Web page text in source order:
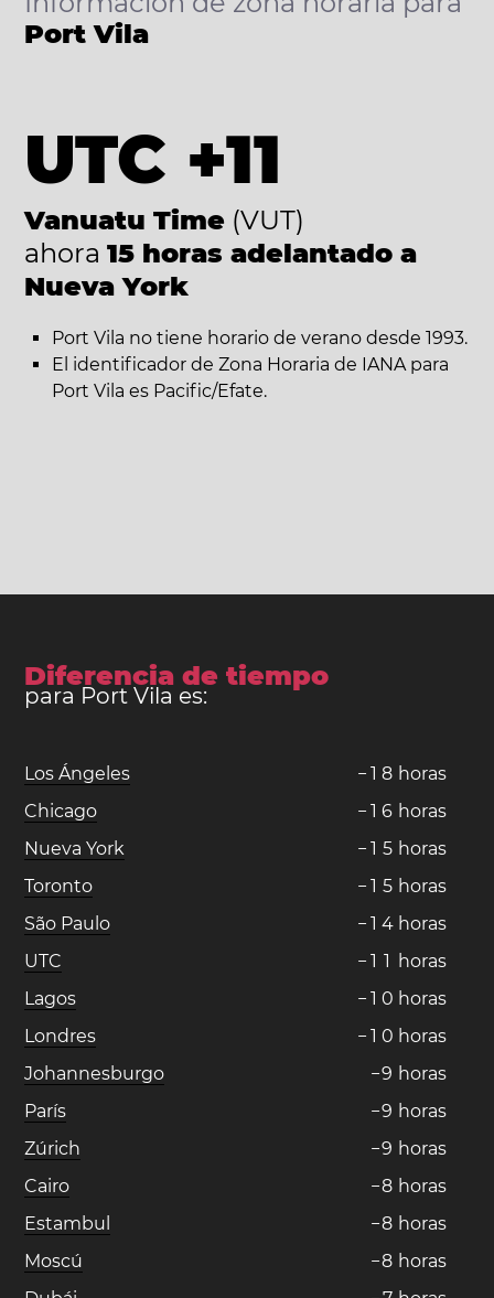
Port Vila
UTC +11
Vanuatu Time (VUT)
ahora 15 horas adelantado a
Nueva York
Port Vila no tiene horario de verano desde 1993.
El identificador de Zona Horaria de IANA para
Port Vila es Pacific/Efate.
Diferencia de tiempo
para Port Vila es:
Los Ángeles − 1 8 horas
Chicago
− 1 6 horas
Nueva York
− 1 5 horas
Toronto
− 1 5 horas
São Paulo
− 1 4 horas
UTC
− 1 1 horas
Lagos
− 1 0 horas
Londres
− 1 0 horas
Johannesburgo
−9 horas
París
−9 horas
Zúrich
−9 horas
Cairo
−8 horas
Estambul
−8 horas
Moscú
−8 horas